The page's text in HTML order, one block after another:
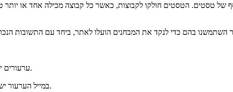
טסטים. הטסטים חולקו לקבוצות, כאשר כל קבוצה מכילה אחד או יותר
ערעורים יש לשלוח לבשאר *בלבד*, למייל, עד יום שני הבא, ה 7.4, בשעה 23:59.
במייל הערעור יש לציין שם מלא, ת״ז, והנושא צריך להיות - ״ערעור מועד ב׳ 02340221״.